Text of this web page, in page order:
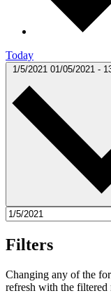
Today
1/5/2021 01/05/2021 -
Filters
Changing any of the
refresh with the filtered